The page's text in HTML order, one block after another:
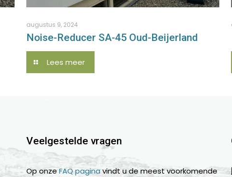
augustus 9, 2024
Noise-Reducer SA-45 Oud-Beijerland
Lees meer
Veelgestelde vragen
Op onzeFAQ paginavindt u de meest voorkomende